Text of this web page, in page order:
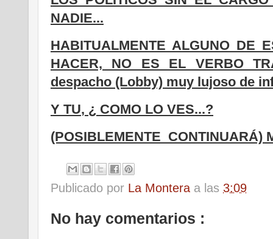
NADIE...
HABITUALMENTE ALGUNO DE
HACER, NO ES EL VERBO
despacho (Lobby) muy lujoso de
Y TU, ¿ COMO LO VES...?
(POSIBLEMENTE CONTINUARÁ)
Publicado por La Montera a las 3:09
No hay comentarios :